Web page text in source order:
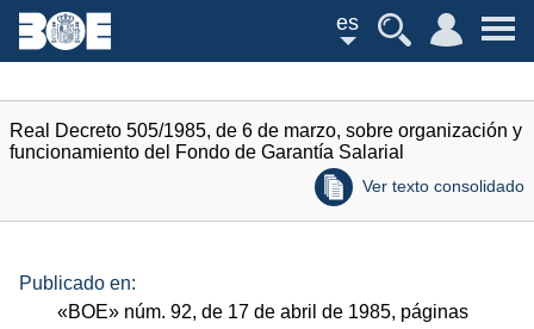
es
Real Decreto 505/1985, de 6 de marzo, sobre organización y
funcionamiento del Fondo de Garantía Salarial
Ver texto consolidado
Publicado en:
«BOE» núm. 92, de 17 de abril de 1985, páginas